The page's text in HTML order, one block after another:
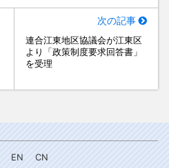
次の記事
連合江東地区協議会が江東区
より「政策制度要求回答書」
を受理
EN CN